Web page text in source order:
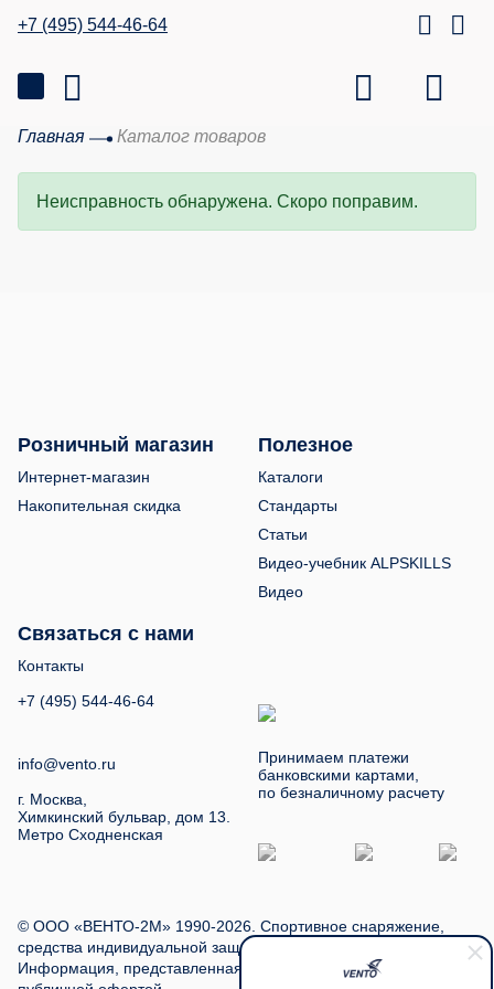
+7 (495) 544-46-64
Главная Каталог товаров
Неисправность обнаружена. Скоро поправим.
Розничный магазин
Интернет-магазин
Накопительная скидка
Полезное
Каталоги
Стандарты
Статьи
Видео-учебник ALPSKILLS
Видео
Связаться с нами
Контакты
+7 (495) 544-46-64
info@vento.ru
г. Москва,
Химкинский бульвар, дом 13.
Метро Сходненская
Принимаем платежи
банковскими картами,
по безналичному расчету
© ООО «ВЕНТО-2М» 1990-2026. Спортивное снаряжение,
средства индивидуальной защиты, туристское снаряжение.
Информация, представленная на сайте, не является